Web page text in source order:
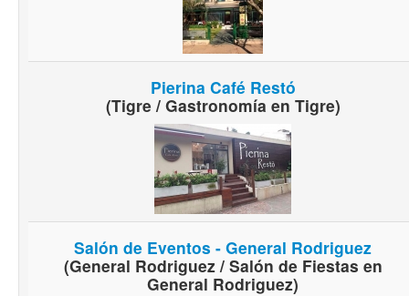
Pierina Café Restó
(Tigre / Gastronomía en Tigre)
Salón de Eventos - General Rodriguez
(General Rodriguez / Salón de Fiestas en
General Rodriguez)